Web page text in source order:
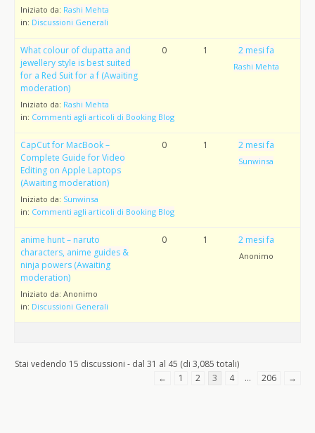
Iniziato da: Rashi Mehta
in: Discussioni Generali
What colour of dupatta and
jewellery style is best suited
for a Red Suit for a f (Awaiting
moderation)
Iniziato da: Rashi Mehta
in: Commenti agli articoli di Booking Blog
0 1 2 mesi fa
Rashi Mehta
CapCut for MacBook –
Complete Guide for Video
Editing on Apple Laptops
(Awaiting moderation)
Iniziato da: Sunwinsa
in: Commenti agli articoli di Booking Blog
0 1 2 mesi fa
Sunwinsa
anime hunt – naruto
characters, anime guides &
ninja powers (Awaiting
moderation)
Iniziato da: Anonimo
in: Discussioni Generali
0 1 2 mesi fa
Anonimo
Stai vedendo 15 discussioni - dal 31 al 45 (di 3,085 totali)
←
1 2 3 4 … 206 →